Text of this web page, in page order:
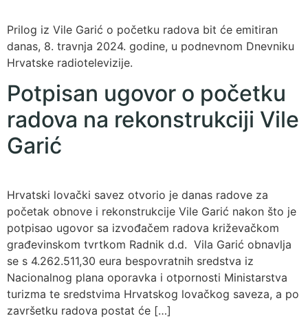
Prilog iz Vile Garić o početku radova bit će emitiran
danas, 8. travnja 2024. godine, u podnevnom Dnevniku
Hrvatske radiotelevizije.
Potpisan ugovor o početku
radova na rekonstrukciji Vile
Garić
Hrvatski lovački savez otvorio je danas radove za
početak obnove i rekonstrukcije Vile Garić nakon što je
potpisao ugovor sa izvođačem radova križevačkom
građevinskom tvrtkom Radnik d.d. Vila Garić obnavlja
se s 4.262.511,30 eura bespovratnih sredstva iz
Nacionalnog plana oporavka i otpornosti Ministarstva
turizma te sredstvima Hrvatskog lovačkog saveza, a po
završetku radova postat će […]